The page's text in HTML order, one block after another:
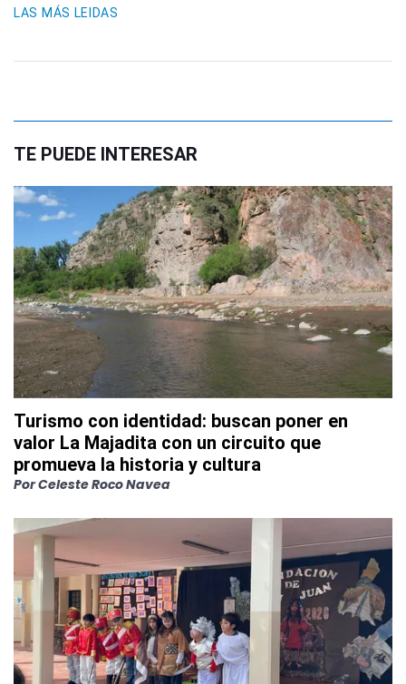
LAS MÁS LEIDAS
TE PUEDE INTERESAR
Turismo con identidad: buscan poner en
valor La Majadita con un circuito que
promueva la historia y cultura
PorCeleste Roco Navea